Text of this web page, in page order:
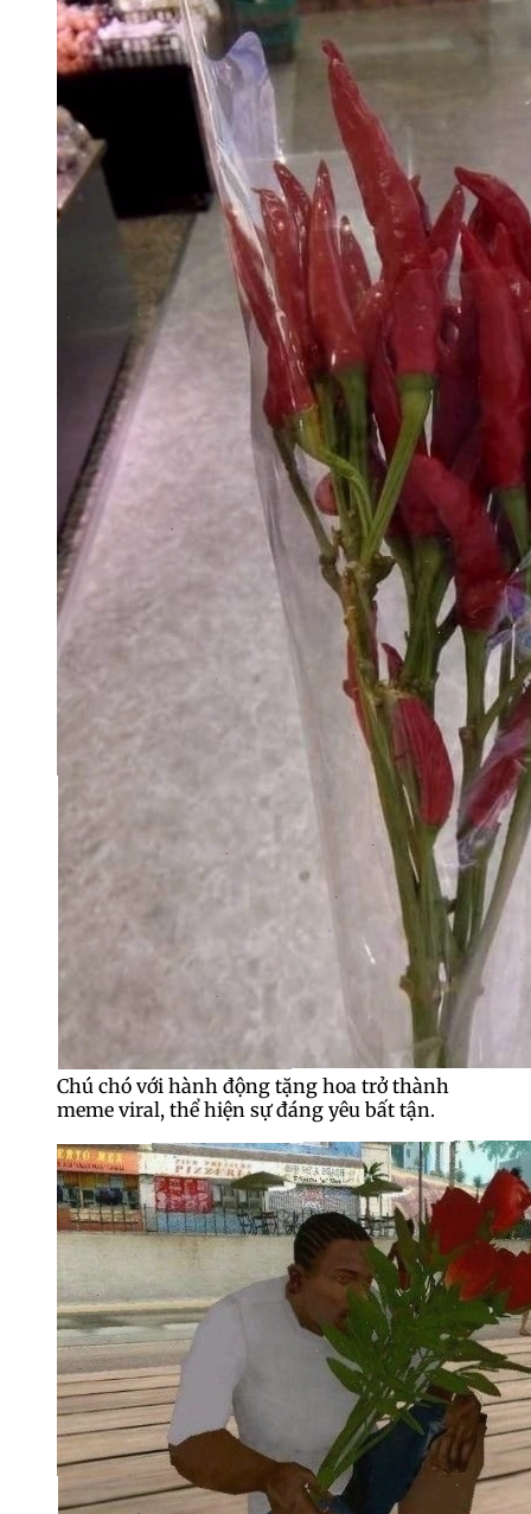
Chú chó với hành động tặng hoa trở thành
meme viral, thể hiện sự đáng yêu bất tận.